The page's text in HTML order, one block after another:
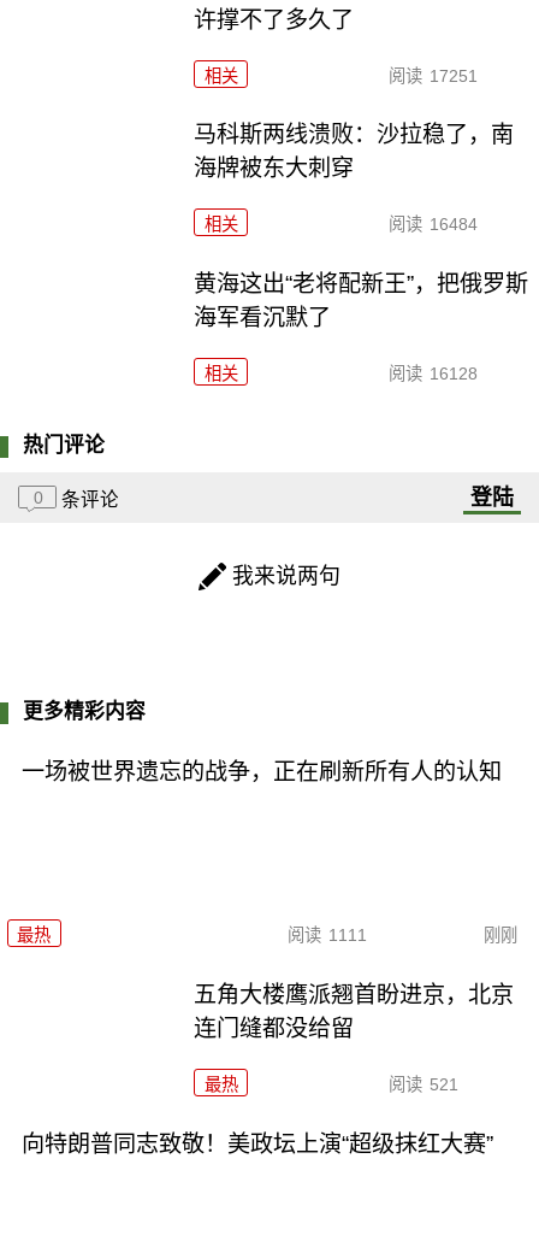
许撑不了多久了
相关 阅读 17251
马科斯两线溃败：沙拉稳了，南
海牌被东大刺穿
相关 阅读 16484
黄海这出“老将配新王”，把俄罗斯
海军看沉默了
相关 阅读 16128
热门评论
0 条评论 登陆
我来说两句
更多精彩内容
一场被世界遗忘的战争，正在刷新所有人的认知
最热 阅读 1111 刚刚
五角大楼鹰派翘首盼进京，北京
连门缝都没给留
最热 阅读 521
向特朗普同志致敬！美政坛上演“超级抹红大赛”